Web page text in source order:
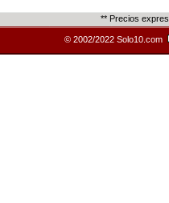
** Precios
© 2002/2022 Solo10.com